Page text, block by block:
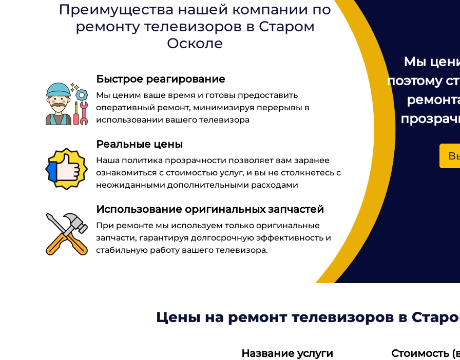
Преимущества нашей компании по
ремонту телевизоров в Старом
Осколе
Быстрое реагирование
Мы ценим ваше время и готовы предоставить
оперативный ремонт, минимизируя перерывы в
использовании вашего телевизора
Реальные цены
Наша политика прозрачности позволяет вам заранее
ознакомиться с стоимостью услуг, и вы не столкнетесь с
неожиданными дополнительными расходами
Использование оригинальных запчастей
При ремонте мы используем только оригинальные
запчасти, гарантируя долгосрочную эффективность и
стабильную работу вашего телевизора.
Мы
поэтому
Цены на ремонт телевизоров в
Название услуги Стоимость